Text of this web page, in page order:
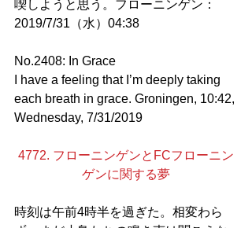
喫しようと思う。フローニンゲン：
2019/7/31（水）04:38
No.2408: In Grace
I have a feeling that I’m deeply taking
each breath in grace. Groningen, 10:42,
Wednesday, 7/31/2019
4772. フローニンゲンとFCフローニン
ゲンに関する夢
時刻は午前4時半を過ぎた。相変わら